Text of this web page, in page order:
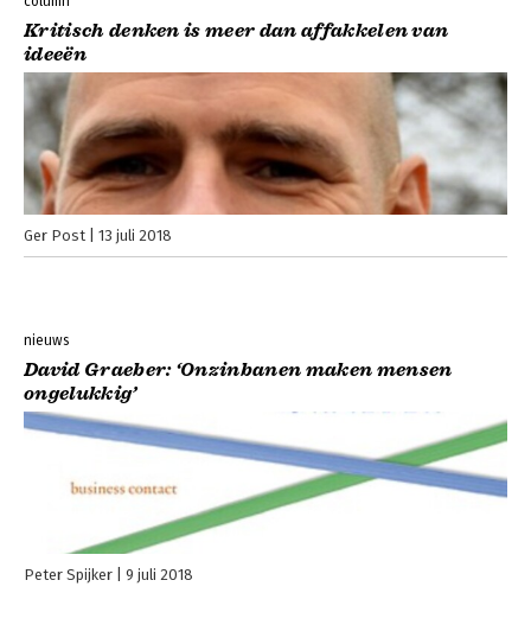
Kritisch denken is meer dan affakkelen van
ideeën
Ger Post 13 juli 2018
nieuws
David Graeber: ‘Onzinbanen maken mensen
ongelukkig’
Peter Spijker 9 juli 2018